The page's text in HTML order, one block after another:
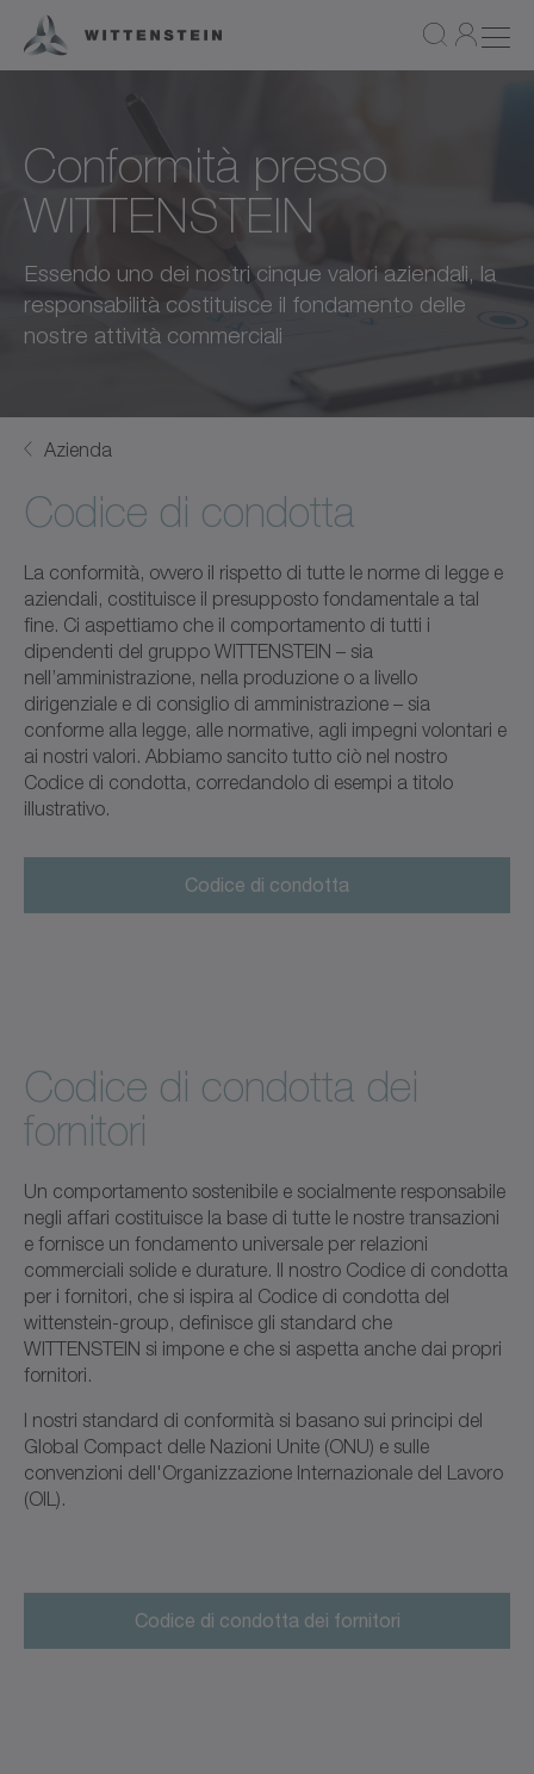
Conformità presso
WITTENSTEIN
Essendo uno dei nostri cinque valori aziendali, la
responsabilità costituisce il fondamento delle
nostre attività commerciali
Azienda
Codice di condotta
La conformità, ovvero il rispetto di tutte le norme di legge e
aziendali, costituisce il presupposto fondamentale a tal
fine. Ci aspettiamo che il comportamento di tutti i
dipendenti del gruppo WITTENSTEIN – sia
nell’amministrazione, nella produzione o a livello
dirigenziale e di consiglio di amministrazione – sia
conforme alla legge, alle normative, agli impegni volontari e
ai nostri valori. Abbiamo sancito tutto ciò nel nostro
Codice di condotta, corredandolo di esempi a titolo
illustrativo.
Codice di condotta
Codice di condotta dei
fornitori
Un comportamento sostenibile e socialmente responsabile
negli affari costituisce la base di tutte le nostre transazioni
e fornisce un fondamento universale per relazioni
commerciali solide e durature. Il nostro Codice di condotta
per i fornitori, che si ispira al Codice di condotta del
wittenstein-group, definisce gli standard che
WITTENSTEIN si impone e che si aspetta anche dai propri
fornitori.
I nostri standard di conformità si basano sui principi del
Global Compact delle Nazioni Unite (ONU) e sulle
convenzioni dell'Organizzazione Internazionale del Lavoro
(OIL).
Codice di condotta dei fornitori